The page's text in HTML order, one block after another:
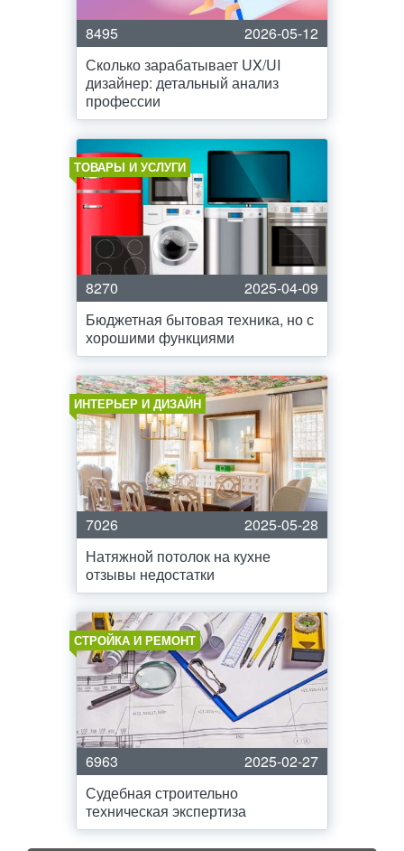
8495
2026-05-12
Сколько зарабатывает UX/UI
дизайнер: детальный анализ
профессии
ТОВАРЫ И УСЛУГИ
8270
2025-04-09
Бюджетная бытовая техника, но с
хорошими функциями
ИНТЕРЬЕР И ДИЗАЙН
7026
2025-05-28
Натяжной потолок на кухне
отзывы недостатки
СТРОЙКА И РЕМОНТ
6963
2025-02-27
Судебная строительно
техническая экспертиза